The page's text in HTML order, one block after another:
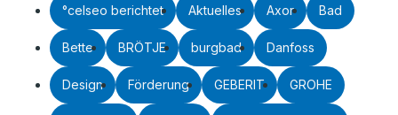
°celseo berichtet Aktuelles Axor Bad
Bette BRÖTJE burgbad Danfoss
Design Förderung GEBERIT GROHE